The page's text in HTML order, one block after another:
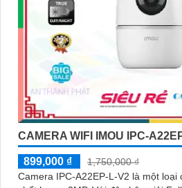
CAMERA WIFI IMOU IPC-
899,000 ₫
1,750,000 ₫
Camera IPC-A22EP-L-V2 là một loại